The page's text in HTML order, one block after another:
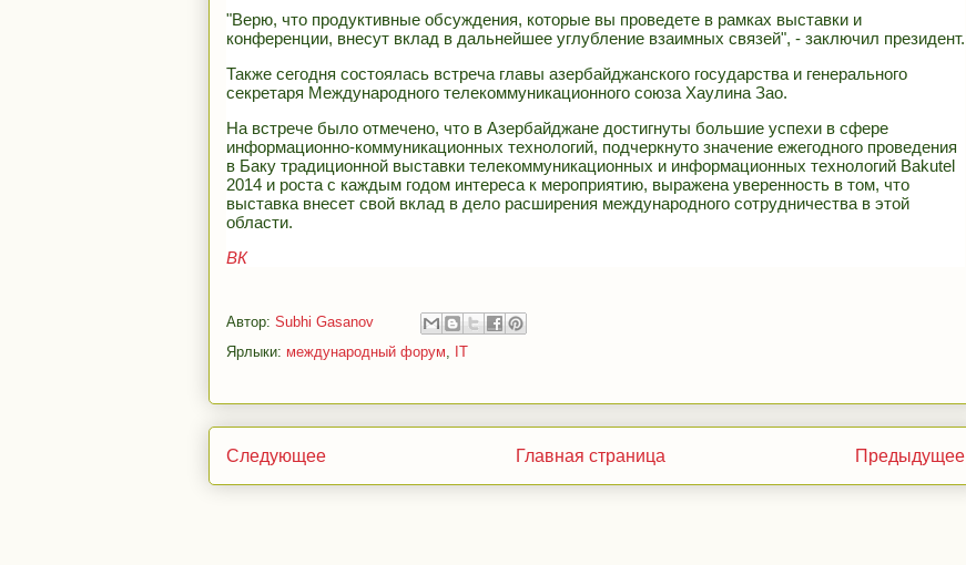
"Верю, что продуктивные обсуждения, которые вы проведете в рамках выставки и
конференции, внесут вклад в дальнейшее углубление взаимных связей", - заключил президент.
Также сегодня состоялась встреча главы азербайджанского государства и генерального
секретаря Международного телекоммуникационного союза Хаулина Зао.
На встрече было отмечено, что в Азербайджане достигнуты большие успехи в сфере
информационно-коммуникационных технологий, подчеркнуто значение ежегодного проведения
в Баку традиционной выставки телекоммуникационных и информационных технологий Bakutel
2014 и роста с каждым годом интереса к мероприятию, выражена уверенность в том, что
выставка внесет свой вклад в дело расширения международного сотрудничества в этой
области.
ВК
Автор: Subhi Gasanov
Ярлыки: международный форум, IT
Следующее Предыдущее
Главная страница